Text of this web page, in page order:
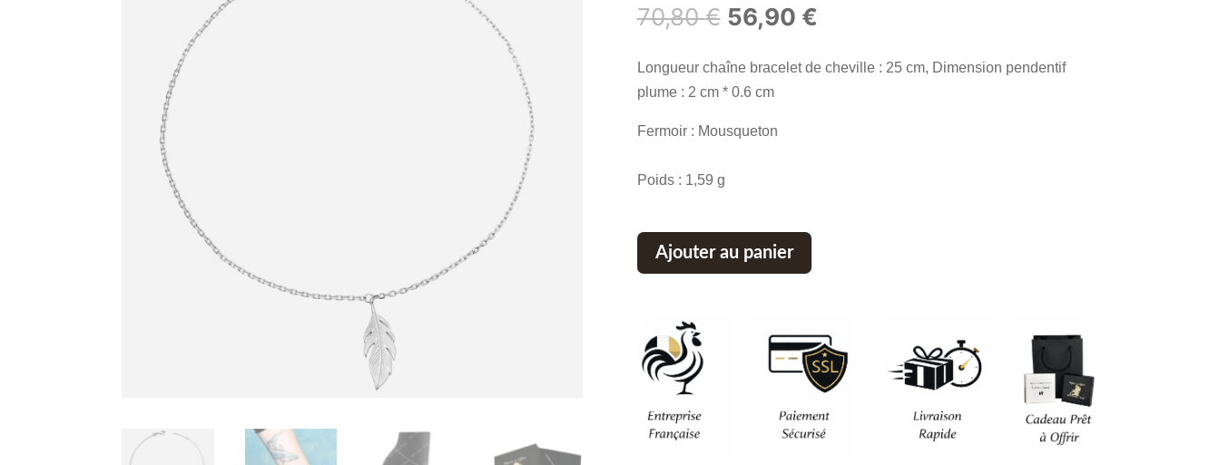
70,80€ Le
initial
était :
56,90 €Le
actuel
Longueur chaîne bracelet de cheville : 25 cm, Dimension pendentif
plume : 2 cm * 0.6 cm
Fermoir : Mousqueton
Poids : 1,59 g
Ajouter au panier